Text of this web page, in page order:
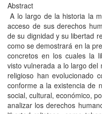
Abstract
A lo largo de la historia la
acceso de sus derechos
de su dignidad y su libertad
como se demostrará en la
concretos en los cuales la
visto vulnerada a lo largo del
religioso han evolucionado
conforme a la existencia de
social, cultural, económico,
analizar los derechos